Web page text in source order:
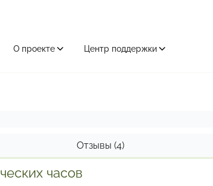
О проекте Центр поддержки
Отзывы(4)
часов